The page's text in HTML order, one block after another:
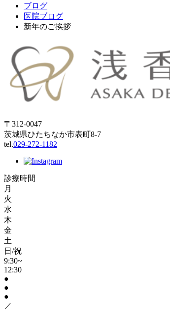
ブログ
医院ブログ
新年のご挨拶
〒312-0047
茨城県ひたちなか市表町8-7
tel.029-272-1182
診療時間
月
火
水
木
金
土
日/祝
9:30~
12:30
●
●
●
／